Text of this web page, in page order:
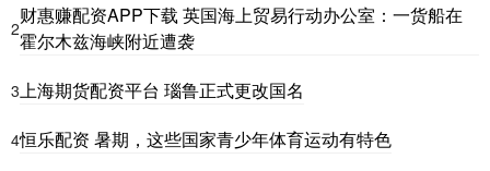
2
财惠赚配资APP下载 英国海上贸易行动办公室：一货船在
霍尔木兹海峡附近遭袭
3上海期货配资平台 瑙鲁正式更改国名
4恒乐配资 暑期，这些国家青少年体育运动有特色